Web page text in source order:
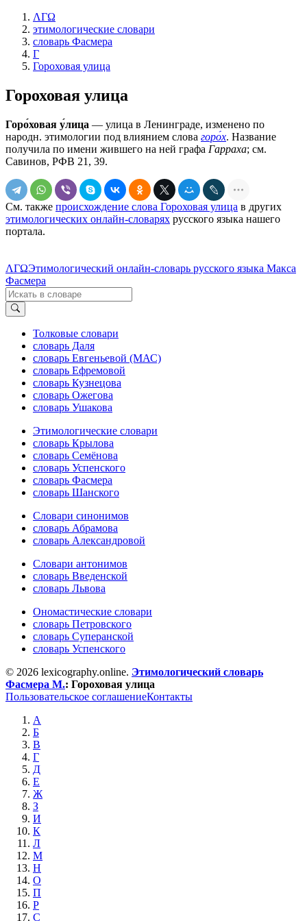
ΛΓΩ
этимологические словари
словарь Фасмера
Г
Гороховая улица
Гороховая улица
Горо́ховая у́лица — улица в Ленинграде, изменено по
народн. этимологии под влиянием слова горо́х. Название
получила по имени жившего на ней графа Гарраха; см.
Савинов, РФВ 21, 39.
См. также происхождение слова Гороховая улица в других
этимологических онлайн-словарях русского языка нашего
портала.
ΛΓΩЭтимологический онлайн-словарь русского языка Макса
Фасмера
Толковые словари
словарь Даля
словарь Евгеньевой (МАС)
словарь Ефремовой
словарь Кузнецова
словарь Ожегова
словарь Ушакова
Этимологические словари
словарь Крылова
словарь Семёнова
словарь Успенского
словарь Фасмера
словарь Шанского
Словари синонимов
словарь Абрамова
словарь Александровой
Словари антонимов
словарь Введенской
словарь Львова
Ономастические словари
словарь Петровского
словарь Суперанской
словарь Успенского
© 2026 lexicography.online. Этимологический словарь
Фасмера М.: Гороховая улица
Пользовательское соглашениеКонтакты
А
Б
В
Г
Д
Е
Ж
З
И
К
Л
М
Н
О
П
Р
С